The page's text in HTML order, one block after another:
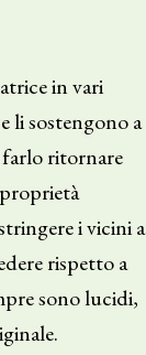
in vari
li sostengono a
ritornare
i vicini a
rispetto a
sono lucidi,